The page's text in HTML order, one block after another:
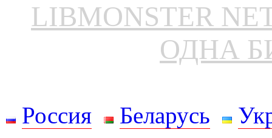
LIBMONSTER
ОДНА
Россия Беларусь